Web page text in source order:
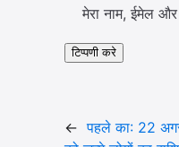
मेरा नाम, ईमेल
← पहले का: 22